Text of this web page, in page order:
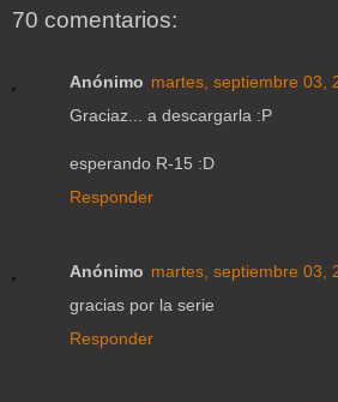
70 comentarios:
Anónimo martes, septiembre 03,
Graciaz... a descargarla :P
esperando R-15 :D
Responder
Anónimo martes, septiembre 03,
gracias por la serie
Responder